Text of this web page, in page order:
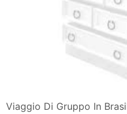
Viaggio Di Gruppo In